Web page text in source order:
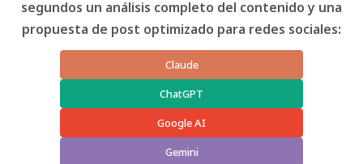
segundos un análisis completo del contenido y una
propuesta de post optimizado para redes sociales:
Claude
ChatGPT
Google AI
Gemini